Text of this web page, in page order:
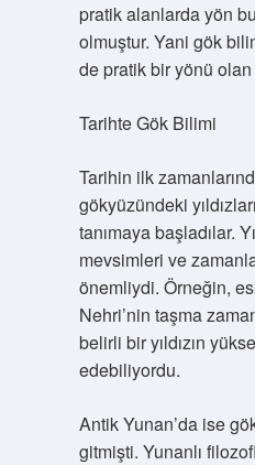
pratik alanlarda yön
olmuştur. Yani gök
de pratik bir yönü olan
Tarihte Gök Bilimi
Tarihin ilk
gökyüzündeki
tanımaya başladılar.
mevsimleri ve
önemliydi. Örneğin,
Nehri’nin taşma
belirli bir yıldızın
edebiliyordu.
Antik Yunan’da ise
gitmişti. Yunanlı